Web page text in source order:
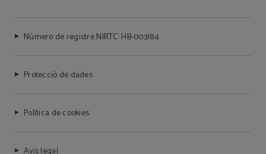
Número de registre NIRTC: HB-003184
Protecció de dades
Política de cookies